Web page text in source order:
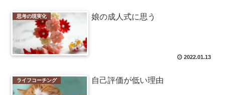
思考の現実化 娘の成人式に思う
2022.01.13
ライフコーチング 自己評価が低い理由